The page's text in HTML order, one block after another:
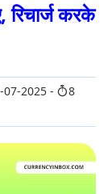
करके
07-2025
8